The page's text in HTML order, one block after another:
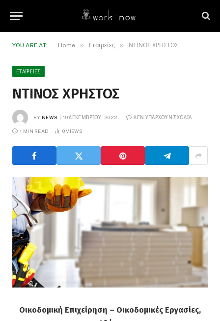
YOU ARE AT: Home » Εταιρείες » ΝΤΙΝΟΣ ΧΡΗΣΤΟΣ
ΕΤΑΙΡΕΊΕΣ
ΝΤΙΝΟΣ ΧΡΗΣΤΟΣ
BY NEWS 19 ΔΕΚΕΜΒΡΊΟΥ, 2022 ΔΕΝ ΥΠΆΡΧΟΥΝ ΣΧΌΛΙΑ
1 MIN READ 0VIEWS
Οικοδομική Επιχείρηση – Οικοδομικές Εργασίες,